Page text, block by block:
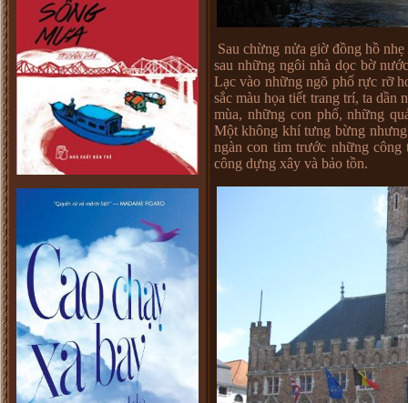
Sau chừng nửa giờ đồng hồ
sau những ngôi nhà dọc bờ
Lạc vào những ngõ phố rực rỡ
sắc màu họa tiết trang trí, ta dần
mùa, những con phố, những
Một không khí tưng bừng
ngàn con tim trước những
công dựng xây và bảo tồn.